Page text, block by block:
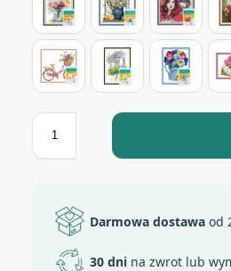
Darmowa dostawa od
30 dni na zwrot lub